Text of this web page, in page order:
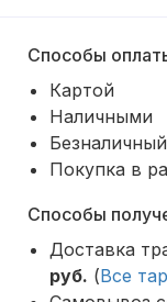
Способы
Картой
Наличными
Покупка в
Способы
Доставка
руб. (Все